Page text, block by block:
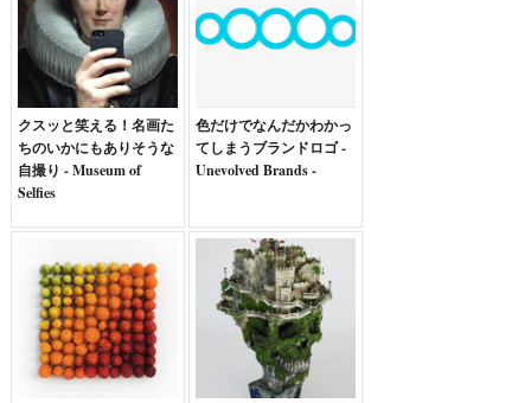
クスッと笑える！名画た
ちのいかにもありそうな
自撮り - Museum of
Selfies
色だけでなんだかわかっ
てしまうブランドロゴ -
Unevolved Brands -